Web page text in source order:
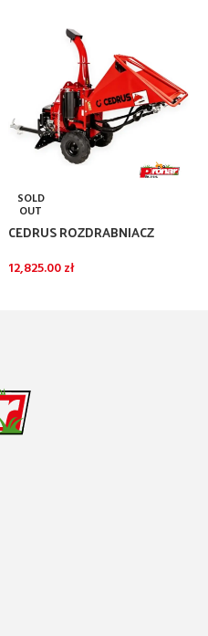
SOLD
OUT
CEDRUS ROZDRABNIACZ
12,825.00zł